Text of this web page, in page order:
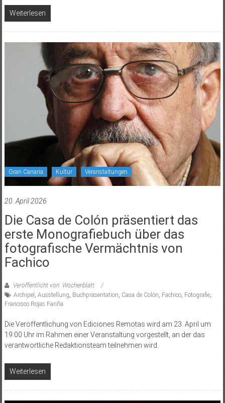
Weiterlesen
Gran Canaria Kultur Veranstaltungen
20. April 2026
Die Casa de Colón präsentiert das
erste Monografiebuch über das
fotografische Vermächtnis von
Fachico
Veröffentlicht von: Wochenblatt
Archipel , Ausstellung, Buchpräsentation, Casa de Colón, Fachico, Fotografie,
Francisco Rojas Fariña
Die Veröffentlichung von Ediciones Remotas wird am 23. April um
19:00 Uhr im Rahmen einer Veranstaltung vorgestellt, an der das
verantwortliche Redaktionsteam teilnehmen wird.
Weiterlesen